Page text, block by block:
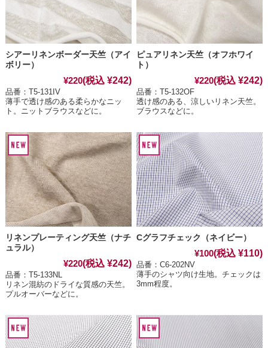
シアーリネンボーダー天竺（アイ
ボリー）
¥220(税込 ¥242)
品番：T5-131IV
薄手で透け感のある柔らかなニッ
ト。ニットブラウスなどに。
ピュアリネン天竺（オフホワイ
ト）
¥220(税込 ¥242)
品番：T5-132OF
透け感のある、涼しいリネン天竺。
ブラウスなどに。
リネンプレーティング天竺（ナチ
ュラル）
¥220(税込 ¥242)
品番：T5-133NL
リネン混紡のドライな質感の天竺。
プルオーバーなどに。
Cグラフチェック（ネイビー）
¥100(税込 ¥110)
品番：C6-202NV
薄手のシャツ向け生地。チェックは
3mm程度。